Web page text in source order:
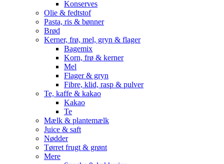
Konserves
Olie & fedtstof
Pasta, ris & bønner
Brød
Kerner, frø, mel, gryn & flager
Bagemix
Korn, frø & kerner
Mel
Flager & gryn
Fibre, klid, rasp & pulver
Te, kaffe & kakao
Kakao
Te
Mælk & plantemælk
Juice & saft
Nødder
Tørret frugt & grønt
Mere